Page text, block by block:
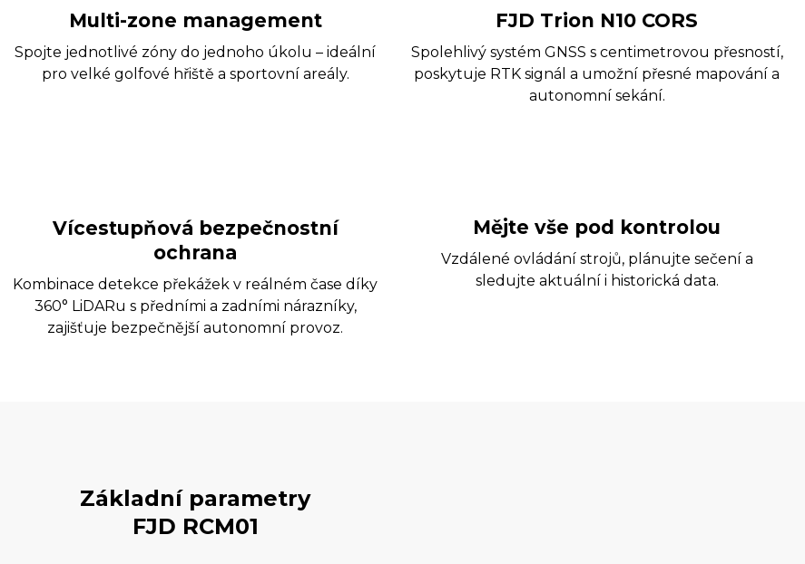
Multi-zone management
Spojte jednotlivé zóny do jednoho úkolu – ideální
pro velké golfové hřiště a sportovní areály.
Vícestupňová bezpečnostní
ochrana
Kombinace detekce překážek v reálném čase díky
360° LiDARu s předními a zadními nárazníky,
zajišťuje bezpečnější autonomní provoz.
FJD Trion N10 CORS
Spolehlivý systém GNSS s centimetrovou přesností,
poskytuje RTK signál a umožní přesné mapování a
autonomní sekání.
Mějte vše pod kontrolou
Vzdálené ovládání strojů, plánujte sečení a
sledujte aktuální i historická data.
Základní parametry
FJD RCM01